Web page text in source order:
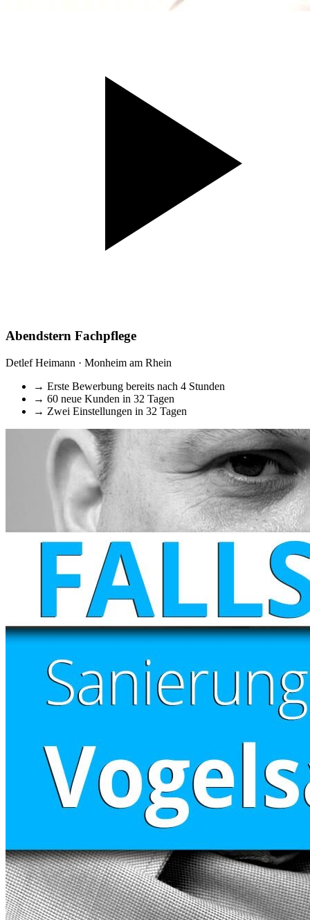
Abendstern Fachpflege
Detlef Heimann · Monheim am Rhein
→ Erste Bewerbung bereits nach 4 Stunden
→ 60 neue Kunden in 32 Tagen
→ Zwei Einstellungen in 32 Tagen